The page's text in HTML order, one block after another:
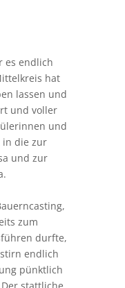
zum
durfte,
endlich
pünktlich
stattliche
Jungfrau
Lucas
aus allen
und
diesen
für